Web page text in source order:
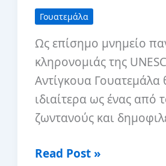
Γουατεμάλα
Γουατεμάλα
Ως επίσημο μνημείο
κληρονομιάς της
Αντίγκουα Γουατεμάλα
ιδιαίτερα ως ένας από
ζωντανούς και
15
Read Post »